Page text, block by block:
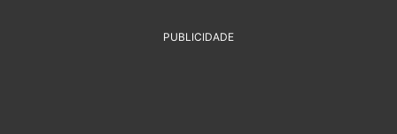
PUBLICIDADE